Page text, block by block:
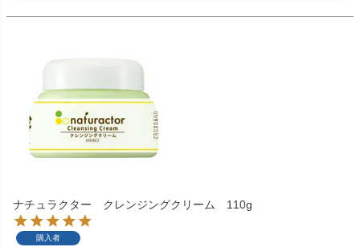
ナチュラクター クレンジングクリーム 110g
購入者